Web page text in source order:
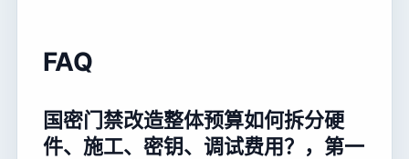
FAQ
国密门禁改造整体预算如何拆分硬
件、施工、密钥、调试费用？，第一